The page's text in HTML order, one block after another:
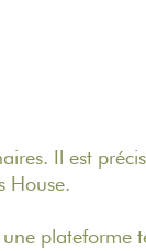
Il est
House.